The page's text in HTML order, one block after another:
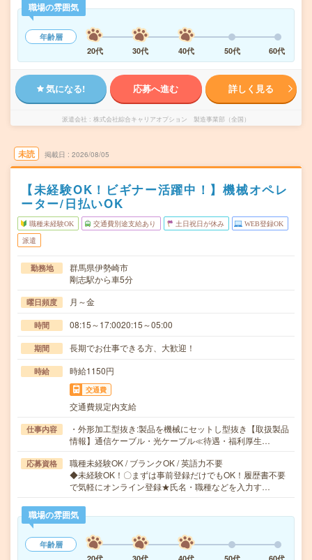
職場の雰囲気
年齢層
20代
30代 40代 50代 60代
気になる! 応募へ進む 詳しく見る
派遣会社 株式会社綜合キャリアオプション 製造事業部（全国）
未読 掲載日 2026/08/05
【未経験OK！ビギナー活躍中！】機械オペレ
ーター/日払いOK
職種未経験OK 交通費別途支給あり 土日祝日が休み WEB登録OK
派遣
勤務地
群馬県伊勢崎市
剛志駅から車5分
曜日頻度 月～金
時間 08:15～17:0020:15～05:00
期間 長期でお仕事できる方、大歓迎！
時給 時給1150円
交通費
交通費規定内支給
仕事内容
・外形加工型抜き:製品を機械にセットし型抜き【取扱製品
情報】通信ケーブル・光ケーブル≪待遇・福利厚生…
応募資格
職種未経験OK / ブランクOK / 英語力不要
◆未経験OK！〇まずは事前登録だけでもOK！履歴書不要
で気軽にオンライン登録★氏名・職種などを入力す…
職場の雰囲気
年齢層